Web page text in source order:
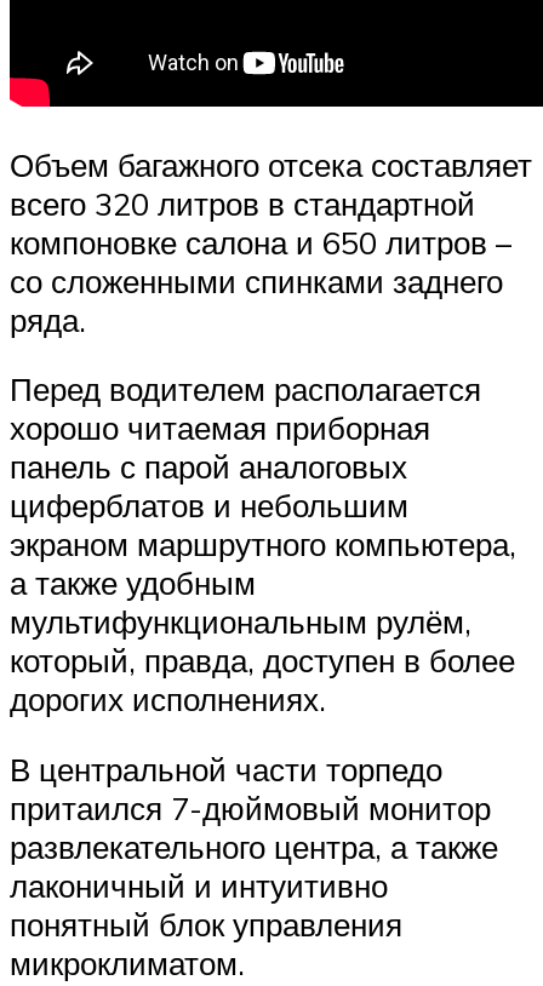
Объем багажного отсека составляет
всего 320 литров в стандартной
компоновке салона и 650 литров –
со сложенными спинками заднего
ряда.
Перед водителем располагается
хорошо читаемая приборная
панель с парой аналоговых
циферблатов и небольшим
экраном маршрутного компьютера,
а также удобным
мультифункциональным рулём,
который, правда, доступен в более
дорогих исполнениях.
В центральной части торпедо
притаился 7-дюймовый монитор
развлекательного центра, а также
лаконичный и интуитивно
понятный блок управления
микроклиматом.